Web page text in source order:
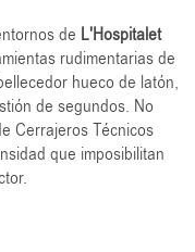
de L'Hospitalet
rudimentarias de
hueco de latón,
de segundos. No
Cerrajeros Técnicos
que imposibilitan